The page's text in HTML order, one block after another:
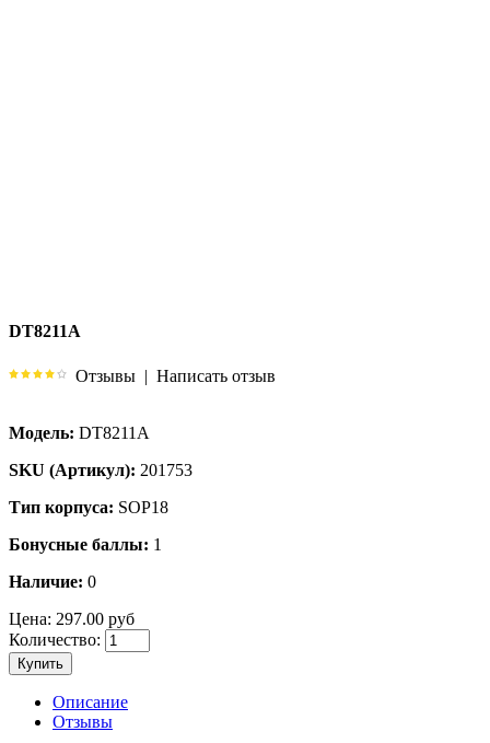
DT8211A
Отзывы | Написать отзыв
Модель: DT8211A
SKU (Артикул): 201753
Тип корпуса: SOP18
Бонусные баллы: 1
Наличие: 0
Цена: 297.00 руб
Количество:
Купить
Описание
Отзывы